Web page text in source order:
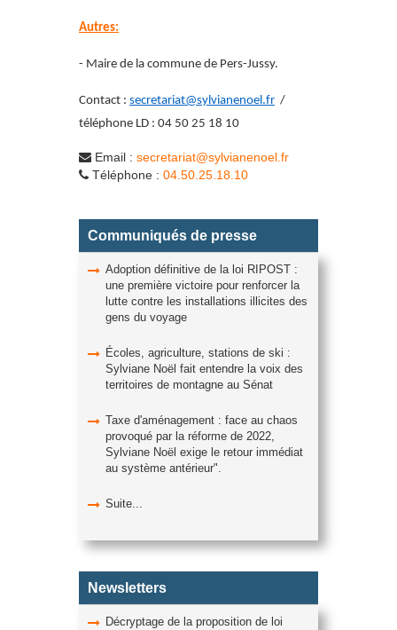
Autres:
- Maire de la commune de Pers-Jussy.
Contact : secretariat@sylvianenoel.fr /
téléphone LD : 04 50 25 18 10
Email : secretariat@sylvianenoel.fr
Téléphone : 04.50.25.18.10
Communiqués de presse
Adoption définitive de la loi RIPOST :
une première victoire pour renforcer la
lutte contre les installations illicites des
gens du voyage
Écoles, agriculture, stations de ski :
Sylviane Noël fait entendre la voix des
territoires de montagne au Sénat
Taxe d'aménagement : face au chaos
provoqué par la réforme de 2022,
Sylviane Noël exige le retour immédiat
au système antérieur".
Suite...
Newsletters
Décryptage de la proposition de loi